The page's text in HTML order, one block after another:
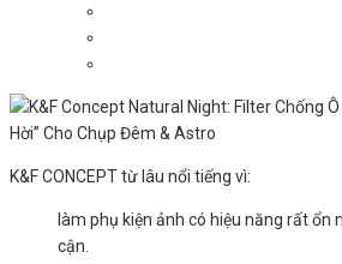
K&F CONCEPT từ lâu nổi tiếng vì:
làm phụ kiện ảnh có hiệu năng rất ổn
cận.